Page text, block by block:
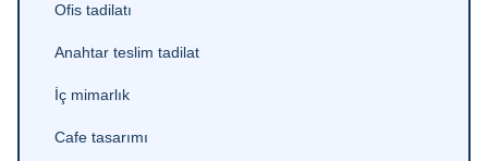
Ofis tadilatı
Anahtar teslim tadilat
İç mimarlık
Cafe tasarımı